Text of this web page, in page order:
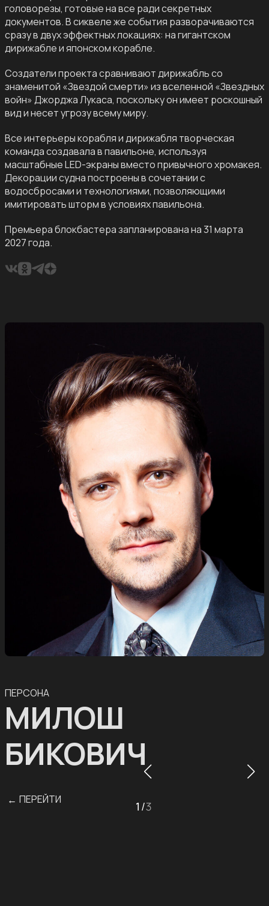
головорезы, готовые на все ради секретных
документов. В сиквеле же события разворачиваются
сразу в двух эффектных локациях: на гигантском
дирижабле и японском корабле.
Создатели проекта сравнивают дирижабль со
знаменитой «Звездой смерти» из вселенной «Звездных
войн» Джорджа Лукаса, поскольку он имеет роскошный
вид и несет угрозу всему миру.
Все интерьеры корабля и дирижабля творческая
команда создавала в павильоне, используя
масштабные LED-экраны вместо привычного хромакея.
Декорации судна построены в сочетании с
водосбросами и технологиями, позволяющими
имитировать шторм в условиях павильона.
Премьера блокбастера запланирована на 31 марта
2027 года.
ПЕРСОНА
МИЛОШ
БИКОВИЧ
← ПЕРЕЙТИ 1 /3